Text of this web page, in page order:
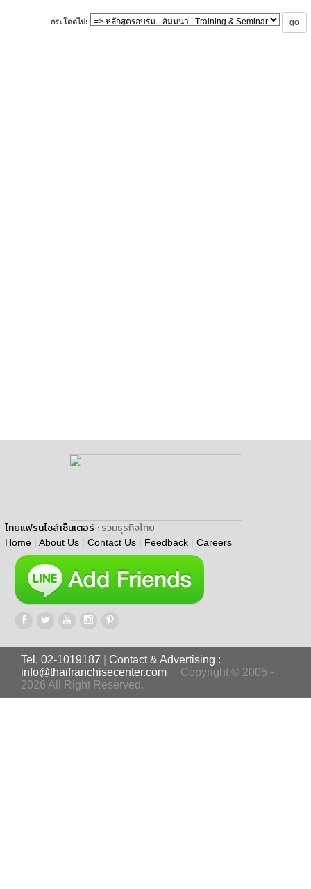
กระโดดไป:
ไทยแฟรนไชส์เซ็นเตอร์ : รวมธุรกิจไทย
Home | About Us | Contact Us | Feedback | Careers
Tel. 02-1019187
Contact & Advertising :
info@thaifranchisecenter.com
Copyright © 2005 -
2026 All Right Reserved.